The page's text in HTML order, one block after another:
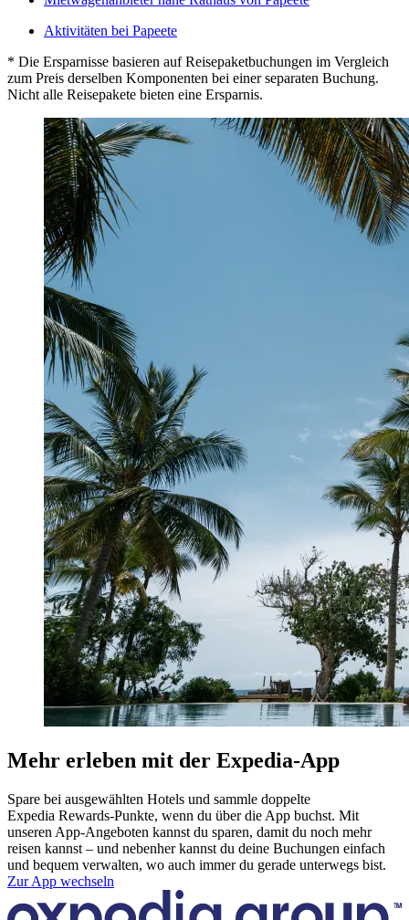
Aktivitäten bei Papeete
* Die Ersparnisse basieren auf Reisepaketbuchungen im Vergleich
zum Preis derselben Komponenten bei einer separaten Buchung.
Nicht alle Reisepakete bieten eine Ersparnis.
Mehr erleben mit der Expedia-App
Spare bei ausgewählten Hotels und sammle doppelte
Expedia Rewards-Punkte, wenn du über die App buchst. Mit
unseren App-Angeboten kannst du sparen, damit du noch mehr
reisen kannst – und nebenher kannst du deine Buchungen einfach
und bequem verwalten, wo auch immer du gerade unterwegs bist.
Zur App wechseln